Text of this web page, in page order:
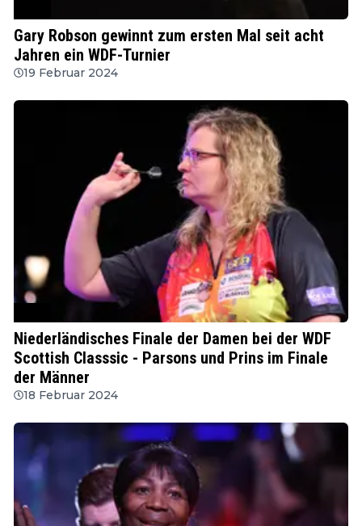
Gary Robson gewinnt zum ersten Mal seit acht
Jahren ein WDF-Turnier
19 Februar 2024
Niederländisches Finale der Damen bei der WDF
Scottish Classsic - Parsons und Prins im Finale
der Männer
18 Februar 2024